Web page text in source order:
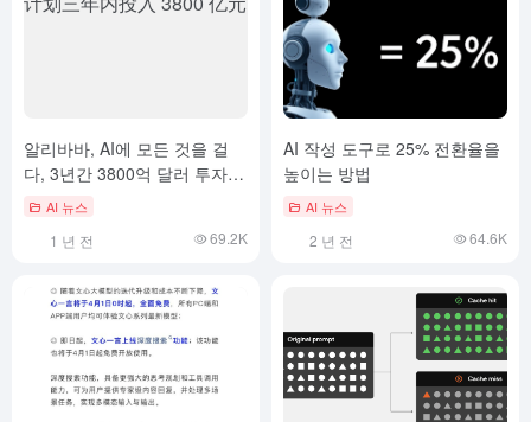
알리바바, AI에 모든 것을 걸
다, 3년간 3800억 달러 투자
계획AI 뉴스
1 년 전 69.2K
AI 작성 도구로 25% 전환율을
높이는 방법
AI 뉴스
2 년 전 64.6K